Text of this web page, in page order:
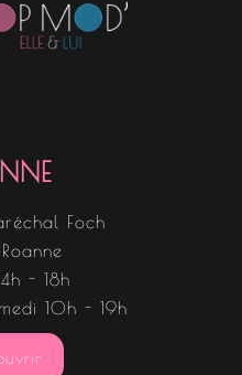
Foch
- 18h
10h - 19h